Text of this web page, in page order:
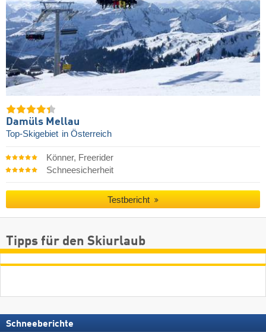
Damüls Mellau
Top-Skigebiet in Österreich
Könner, Freerider
Schneesicherheit
Testbericht
Tipps für den Skiurlaub
Schneeberichte